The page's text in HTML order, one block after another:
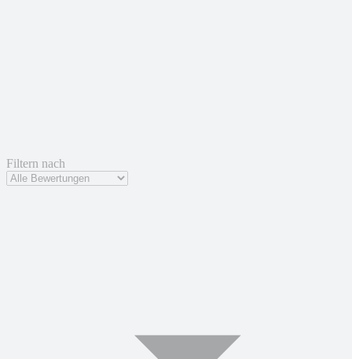
Filtern nach